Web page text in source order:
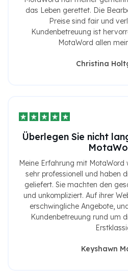
das Leben gerettet. Die
Preise sind fair und
Kundenbetreuung ist
MotaWord allen
Christina
Überlegen Sie nicht
Meine Erfahrung mit
sehr professionell und haben
geliefert. Sie machten den
und unkompliziert. Auf ihrer
erschwingliche Angebote,
Kundenbetreuung rund um
Keyshawn